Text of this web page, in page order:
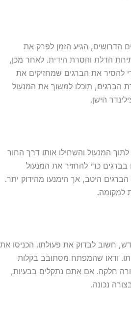
הדרושים, הגיע הזמן לפרק את
הדלת והסרת הידית. לאחר מכן,
להסיר את הברגים שמחזיקים את
הברגים, תוכלו למשוך את המנעול
הישן.
המנעול והשחילו אותו דרך החור
כדי להחזיר את המנעול
היטב, אך הימנעו מהידוק יתר.
למקומה.
חשוב לבדוק את פעולתו. הכניסו את
ודאו שהמפתח מסתובב בקלות
חלקה. אם אתם נתקלים בבעיות,
נכונה.